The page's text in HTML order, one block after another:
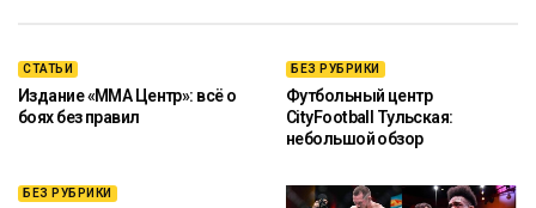
СТАТЬИ
Издание «ММА Центр»: всё о
боях без правил
БЕЗ РУБРИКИ
Футбольный центр
CityFootball Тульская:
небольшой обзор
БЕЗ РУБРИКИ